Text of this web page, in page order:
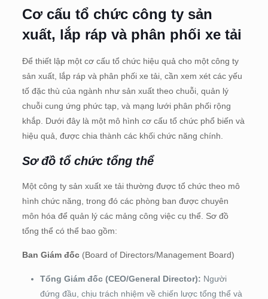
Cơ cấu tổ chức công ty sản
xuất, lắp ráp và phân phối xe tải
Để thiết lập một cơ cấu tổ chức hiệu quả cho một công ty
sản xuất, lắp ráp và phân phối xe tải, cần xem xét các yếu
tố đặc thù của ngành như sản xuất theo chuỗi, quản lý
chuỗi cung ứng phức tạp, và mạng lưới phân phối rộng
khắp. Dưới đây là một mô hình cơ cấu tổ chức phổ biến và
hiệu quả, được chia thành các khối chức năng chính.
Sơ đồ tổ chức tổng thể
Một công ty sản xuất xe tải thường được tổ chức theo mô
hình chức năng, trong đó các phòng ban được chuyên
môn hóa để quản lý các mảng công việc cụ thể. Sơ đồ
tổng thể có thể bao gồm:
Ban Giám đốc(Board of Directors/Management Board)
Tổng Giám đốc (CEO/General Director): Người
đứng đầu, chịu trách nhiệm về chiến lược tổng thể và